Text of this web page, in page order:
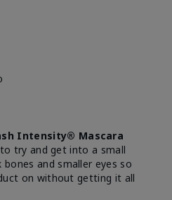
Intensity® Mascara
try and get into a small
bones and smaller eyes so
on without getting it all